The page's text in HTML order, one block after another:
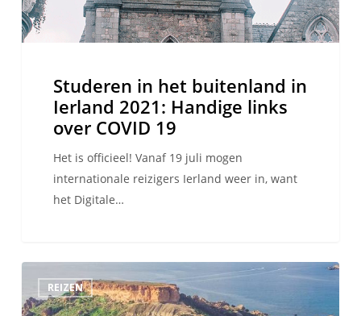
links
over
Studeren in het buitenland in
Ierland 2021: Handige links
over COVID 19
Het is officieel! Vanaf 19 juli mogen
internationale reizigers Ierland weer in, want
het Digitale…
redenenREIZEN